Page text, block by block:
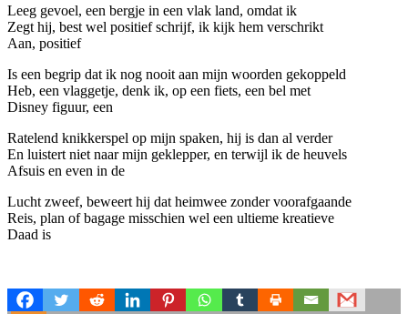
Leeg gevoel, een bergje in een vlak land, omdat ik
Zegt hij, best wel positief schrijf, ik kijk hem verschrikt
Aan, positief
Is een begrip dat ik nog nooit aan mijn woorden gekoppeld
Heb, een vlaggetje, denk ik, op een fiets, een bel met
Disney figuur, een
Ratelend knikkerspel op mijn spaken, hij is dan al verder
En luistert niet naar mijn geklepper, en terwijl ik de heuvels
Afsuis en even in de
Lucht zweef, beweert hij dat heimwee zonder voorafgaande
Reis, plan of bagage misschien wel een ultieme kreatieve
Daad is